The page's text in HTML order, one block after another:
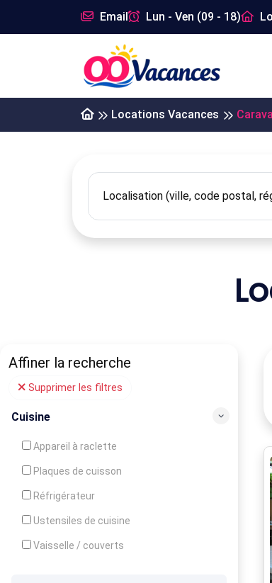
Email Lun - Ven (09 - 18)
Locations Vacances
Affiner la recherche
Supprimer les filtres
Cuisine
Appareil à raclette
Plaques de cuisson
Réfrigérateur
Ustensiles de cuisine
Vaisselle / couverts